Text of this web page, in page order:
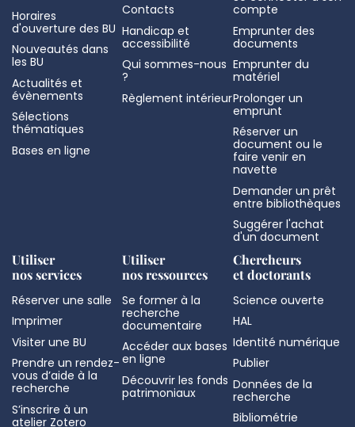
Horaires
d'ouverture des BU
Nouveautés dans
les BU
Actualités et
évènements
Sélections
thématiques
Bases en ligne
Contacts
Handicap et
accessibilité
Qui sommes-nous
?
Règlement intérieur
compte
Emprunter des
documents
Emprunter du
matériel
Prolonger un
emprunt
Réserver un
document ou le
faire venir en
navette
Demander un prêt
entre bibliothèques
Suggérer l'achat
d'un document
Utiliser
nos services
Réserver une salle
Imprimer
Visiter une BU
Prendre un rendez-
vous d’aide à la
recherche
S’inscrire à un
atelier Zotero
Utiliser
nos ressources
Se former à la
recherche
documentaire
Accéder aux bases
en ligne
Découvrir les fonds
patrimoniaux
Chercheurs
et doctorants
Science ouverte
HAL
Identité numérique
Publier
Données de la
recherche
Bibliométrie